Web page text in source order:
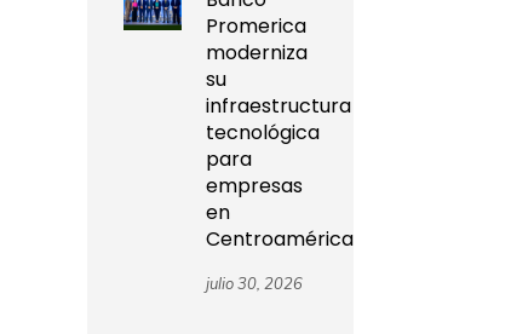
Promerica
moderniza
su
infraestructura
tecnológica
para
empresas
en
Centroamérica
julio 30, 2026